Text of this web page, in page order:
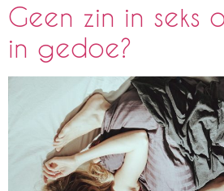
Geen zin in seks
in gedoe?